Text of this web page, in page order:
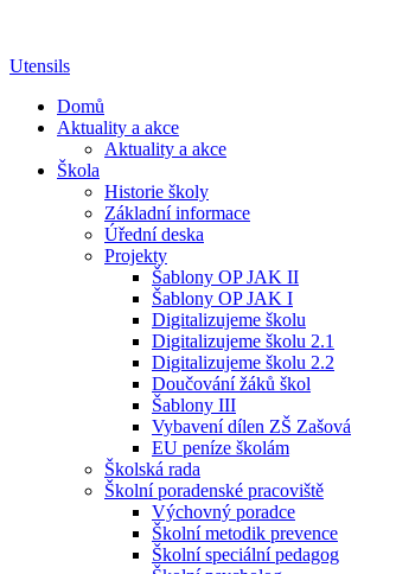
Utensils
Domů
Aktuality a akce
Aktuality a akce
Škola
Historie školy
Základní informace
Úřední deska
Projekty
Šablony OP JAK II
Šablony OP JAK I
Digitalizujeme školu
Digitalizujeme školu 2.1
Digitalizujeme školu 2.2
Doučování žáků škol
Šablony III
Vybavení dílen ZŠ Zašová
EU peníze školám
Školská rada
Školní poradenské pracoviště
Výchovný poradce
Školní metodik prevence
Školní speciální pedagog